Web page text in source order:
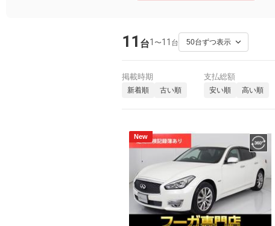
11 台1 〜11 台
掲載時期
新着順 古い順
支払総額
安い順 高い順
New